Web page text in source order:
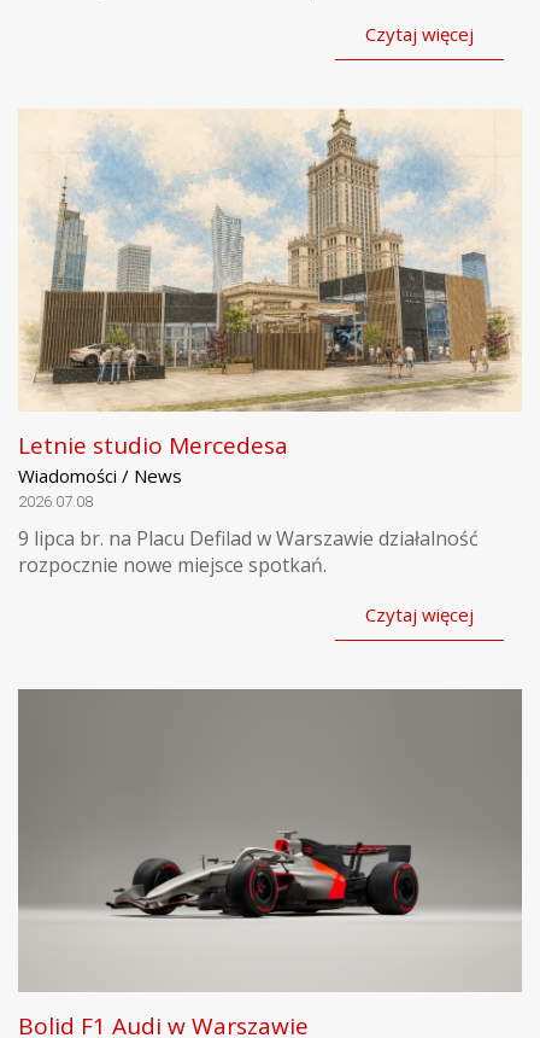
Czytaj więcej
Letnie studio Mercedesa
Wiadomości / News
2026.07.08
9 lipca br. na Placu Defilad w Warszawie działalność
rozpocznie nowe miejsce spotkań.
Czytaj więcej
Bolid F1 Audi w Warszawie